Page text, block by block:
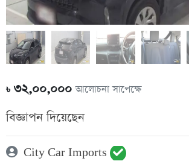
৳৩২,০০,০০০আলোচনা সাপেক্ষে
বিজ্ঞাপন দিয়েছেন
City Car Imports